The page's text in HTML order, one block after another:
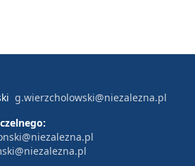
g.wierzcholowski@niezalezna.pl